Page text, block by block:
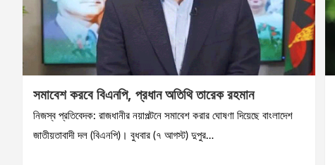
সমাবেশ করবে বিএনপি, প্রধান অতিথি তারেক রহমান
নিজস্ব প্রতিবেদক: রাজধানীর নয়াপল্টনে সমাবেশ করার ঘোষণা দিয়েছে বাংলাদেশ
জাতীয়তাবাদী দল (বিএনপি)। বুধবার (৭ আগস্ট) দুপুর…